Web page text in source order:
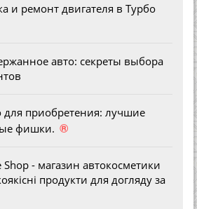
и ремонт двигателя в Турбо
авто: секреты выбора
для приобретения: лучшие
фишки. ®
Shop - магазин автокосметики
продукти для догляду за